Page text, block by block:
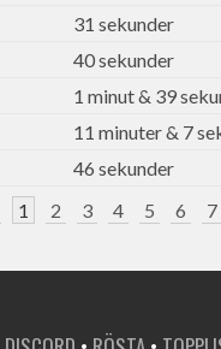
31 sekunder
40 sekunder
1 minut & 39
11 minuter & 7
46 sekunder
1 2 3 4 5 6 7